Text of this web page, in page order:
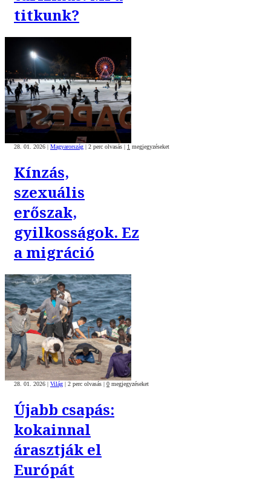
titkunk?
28. 01. 2026 | Magyarország | 2 perc olvasás | 1 megjegyzéseket
Kínzás,
szexuális
erőszak,
gyilkosságok. Ez
a migráció
28. 01. 2026 | Világ | 2 perc olvasás | 0 megjegyzéseket
Újabb csapás:
kokainnal
árasztják el
Európát